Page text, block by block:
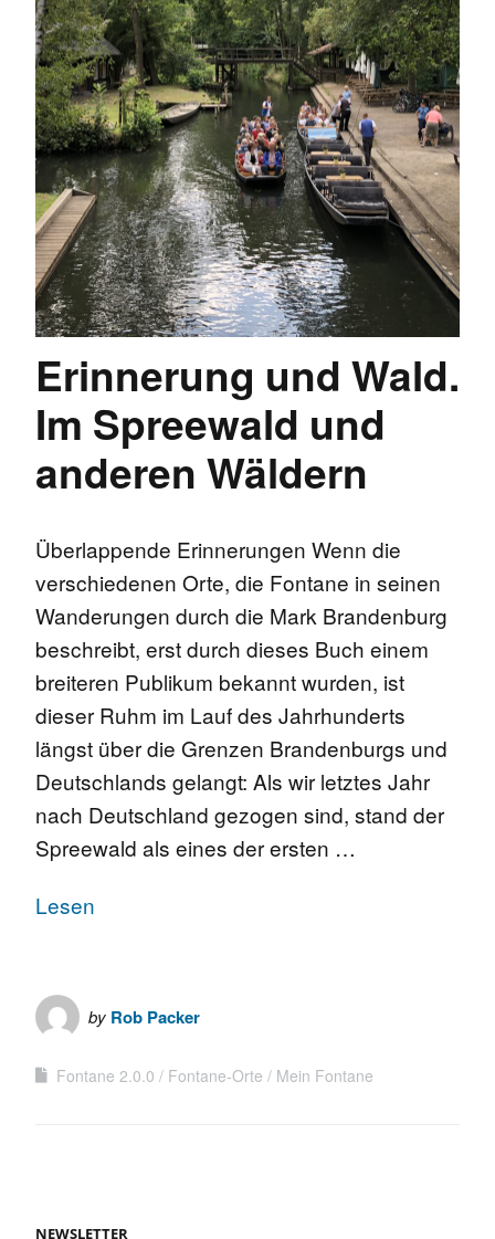
Erinnerung und Wald.
Im Spreewald und
anderen Wäldern
Überlappende Erinnerungen Wenn die
verschiedenen Orte, die Fontane in seinen
Wanderungen durch die Mark Brandenburg
beschreibt, erst durch dieses Buch einem
breiteren Publikum bekannt wurden, ist
dieser Ruhm im Lauf des Jahrhunderts
längst über die Grenzen Brandenburgs und
Deutschlands gelangt: Als wir letztes Jahr
nach Deutschland gezogen sind, stand der
Spreewald als eines der ersten …
Lesen
by Rob Packer
Fontane 2.0.0 Fontane-Orte Mein Fontane
NEWSLETTER